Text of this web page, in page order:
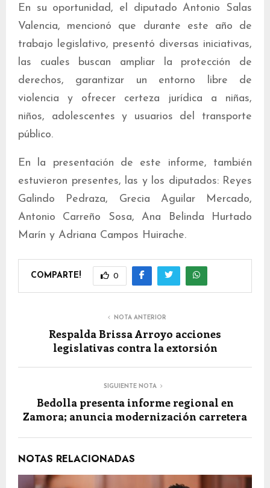
En su oportunidad, el diputado Antonio Salas
Valencia, mencionó que durante este año de
trabajo legislativo, presentó diversas iniciativas,
las cuales buscan ampliar la protección de
derechos, garantizar un entorno libre de
violencia y ofrecer certeza jurídica a niñas,
niños, adolescentes y usuarios del transporte
público.
En la presentación de este informe, también
estuvieron presentes, las y los diputados: Reyes
Galindo Pedraza, Grecia Aguilar Mercado,
Antonio Carreño Sosa, Ana Belinda Hurtado
Marín y Adriana Campos Huirache.
COMPARTE! 0
NOTA ANTERIOR
Respalda Brissa Arroyo acciones
legislativas contra la extorsión
SIGUIENTE NOTA
Bedolla presenta informe regional en
Zamora; anuncia modernización carretera
NOTAS RELACIONADAS